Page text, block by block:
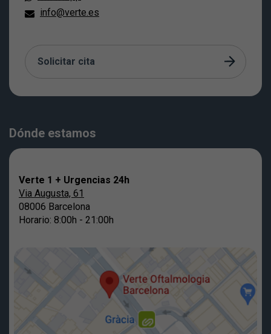
info@verte.es
Solicitar cita
Dónde estamos
Verte 1 + Urgencias 24h
Via Augusta, 61
08006 Barcelona
Horario: 8:00h - 21:00h